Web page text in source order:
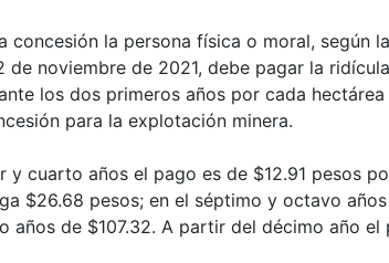
concesión la persona física o moral, según
de noviembre de 2021, debe pagar la
los dos primeros años por cada
para la explotación minera.
y cuarto años el pago es de $12.91 pesos
$26.68 pesos; en el séptimo y octavo
años de $107.32. A partir del décimo año